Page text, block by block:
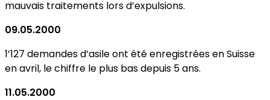
mauvais traitements lors d’expulsions.
09.05.2000
1’127 demandes d’asile ont été enregistrées en Suisse
en avril, le chiffre le plus bas depuis 5 ans.
11.05.2000